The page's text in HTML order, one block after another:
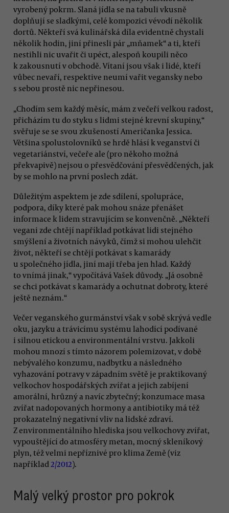
vyrobený pokrm. Slaná jídla se na tabuli vkusně
doplňují se sladkými, celé kompozici vévodí několik
dortů. Někteří svá kulinářská díla evidentně chystali
několik hodin, jiní přinesli pár „mňamek“ a ti, kteří
nestihli nic uvařit či upéct, alespoň koupili něco
k zakousnutí v obchodě. Vítaní jsou však i lidé, kteří
vůbec nevaří, respektive neumí vařit vegansky nebo
s sebou prostě nic nepřinesou.
„Chodím sem každý měsíc, mám z večeří velkou radost,
přicházím tu do styku s lidmi stejné krevní skupiny,“
svěřuje se se svou zkušeností Američanka Jessica.
Většina spolustolovníků se hrdě hlásí k veganství či
vegetariánství, večeře ale (pro někoho možná
překvapivě) nejsou o přesvědčování přesvědčených, jak
by se mohlo na první poslech zdát.
Důležitým aspektem je zde sdílení, spolupráce,
podpora, díky které pak mohou snáze přenášet
informace k lidem stravujícím se konvenčně. „Někteří
vegani zde chtějí například potkávat lidi stejného
smýšlení a životních návyků, čímž si mohou ulehčit
život, někteří se chtějí potkávat s kamarády
u společného jídla, jiní mají třeba jen hlad. Každý
to vnímá jinak,“ vypočítává Vašek důvody. „Já osobně
se chci potkávat s kamarády a ochutnat dobroty, které
ještě neznám.“
Večer veganského gurmánství však v sobě skrývá vedle
oku, jazyku a trávicímu systému lahodící podívané
i silnou etickou a environmentální vrstvu. Jakkoli
mohou mnozí s tímto názorem polemizovat, v době
nebývalého konzumu, nadbytku a následného
vyhazování potravy v západním světě je praktikovaný
velkochov hospodářských zvířat a jejich zabíjení
amorální, hrůzný a navíc zbytečný; konzumace masa
zvířat nadopovaných hormony a antibiotiky má též
prokazatelný negativní vliv na lidské zdraví.
Z environmentálního hlediska jsou velkochovy zvířat,
vypouštějící do atmosféry metan, mocný skleníkový
plyn, též velmi nepříznivé pro klima Země (viz
například2/2012).
Malý velký prostor pro pokrok